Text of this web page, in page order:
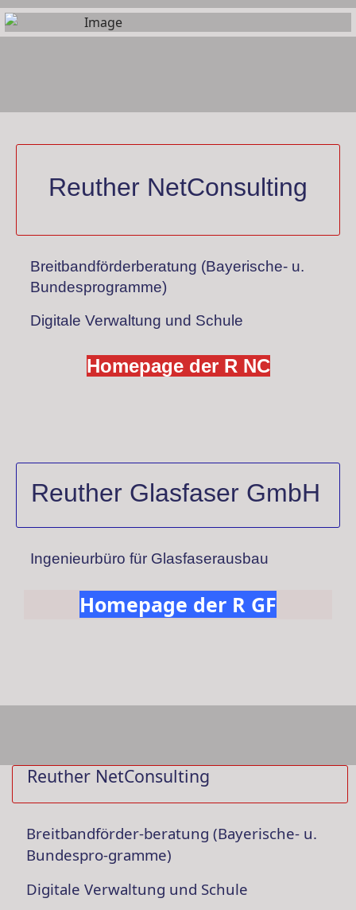
Reuther NetConsulting
Breitbandförderberatung (Bayerische- u.
Bundesprogramme)
Digitale Verwaltung und Schule
Homepage der R NC
Reuther Glasfaser GmbH
Ingenieurbüro für Glasfaserausbau
Homepage der R GF
Reuther SmartInfra
GmbH
Systemhaus für Sensorik, Automatisierung
Reuther NetConsulting
Breitbandförder-beratung (Bayerische- u.
Bundespro-gramme)
Digitale Verwaltung und Schule